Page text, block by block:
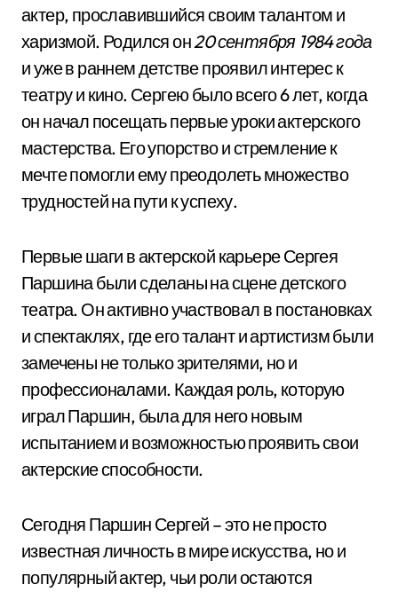
актер, прославившийся своим талантом и
харизмой. Родился он20 сентября 1984 года
и уже в раннем детстве проявил интерес к
театру и кино. Сергею было всего 6 лет, когда
он начал посещать первые уроки актерского
мастерства. Его упорство и стремление к
мечте помогли ему преодолеть множество
трудностей на пути к успеху.
Первые шаги в актерской карьере Сергея
Паршина были сделаны на сцене детского
театра. Он активно участвовал в постановках
и спектаклях, где его талант и артистизм были
замечены не только зрителями, но и
профессионалами. Каждая роль, которую
играл Паршин, была для него новым
испытанием и возможностью проявить свои
актерские способности.
Сегодня Паршин Сергей – это не просто
известная личность в мире искусства, но и
популярный актер, чьи роли остаются